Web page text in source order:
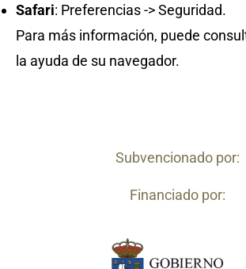
Safari: Preferencias -> Seguridad.
Para más información, puede
la ayuda de su navegador.
Subvencionado por:
Financiado por: